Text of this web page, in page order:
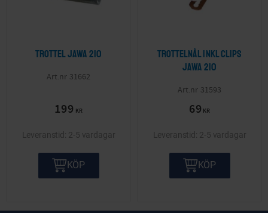
Trottel Jawa 210
31662
199 KR
2-5 vardagar
KÖP
Trottelnål inkl clips
Jawa 210
31593
69 KR
2-5 vardagar
KÖP